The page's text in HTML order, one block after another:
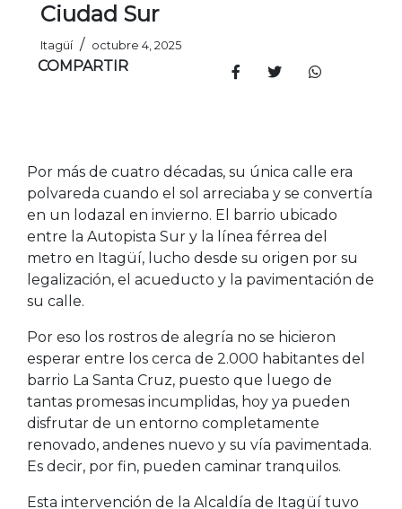
Ciudad Sur
Itagüí / octubre 4, 2025
COMPARTIR
Por más de cuatro décadas, su única calle era
polvareda cuando el sol arreciaba y se convertía
en un lodazal en invierno. El barrio ubicado
entre la Autopista Sur y la línea férrea del
metro en Itagüí, lucho desde su origen por su
legalización, el acueducto y la pavimentación de
su calle.
Por eso los rostros de alegría no se hicieron
esperar entre los cerca de 2.000 habitantes del
barrio La Santa Cruz, puesto que luego de
tantas promesas incumplidas, hoy ya pueden
disfrutar de un entorno completamente
renovado, andenes nuevo y su vía pavimentada.
Es decir, por fin, pueden caminar tranquilos.
Esta intervención de la Alcaldía de Itagüí tuvo